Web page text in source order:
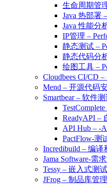
生命周期管
Java 热部署
Java 性能分
IP管理 –
静态测试 –
静态代码分
绘图工具 –
Cloudbees CI/CD
Mend – 开源代码
Smartbear – 软件
ReadyAPI –
API Hub – -
PactFlow-测
Incredibuild – 编译
Jama Software-需
Tessy – 嵌入式测
JFrog – 制品库管理